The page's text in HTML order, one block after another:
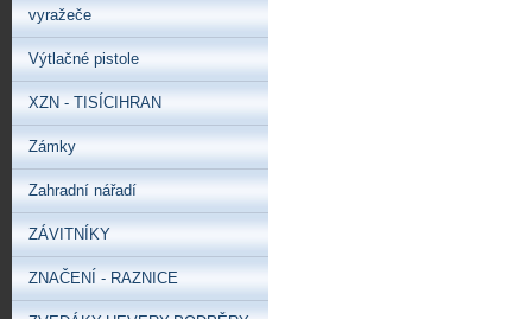
vyražeče
Výtlačné pistole
XZN - TISÍCIHRAN
Zámky
Zahradní nářadí
ZÁVITNÍKY
ZNAČENÍ - RAZNICE